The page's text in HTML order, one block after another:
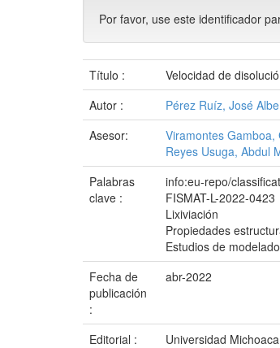
Por favor, use este identificador
Título :
Velocidad de
Autor :
Pérez Ruíz, José
Asesor:
Viramontes Gamboa,
Reyes Usuga, Abdul
Palabras
clave :
info:eu-repo/
FISMAT-L-2022-0423
Lixiviación
Propiedades
Estudios de modelado
Fecha de
publicación
:
abr-2022
Editorial :
Universidad